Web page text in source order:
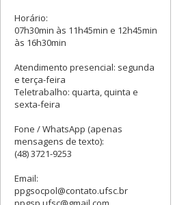
Horário:
07h30min às 11h45min e 12h45min
às 16h30min
Atendimento presencial: segunda
e terça-feira
Teletrabalho: quarta, quinta e
sexta-feira
Fone / WhatsApp (apenas
mensagens de texto):
(48) 3721-9253
Email:
ppgsocpol@contato.ufsc.br